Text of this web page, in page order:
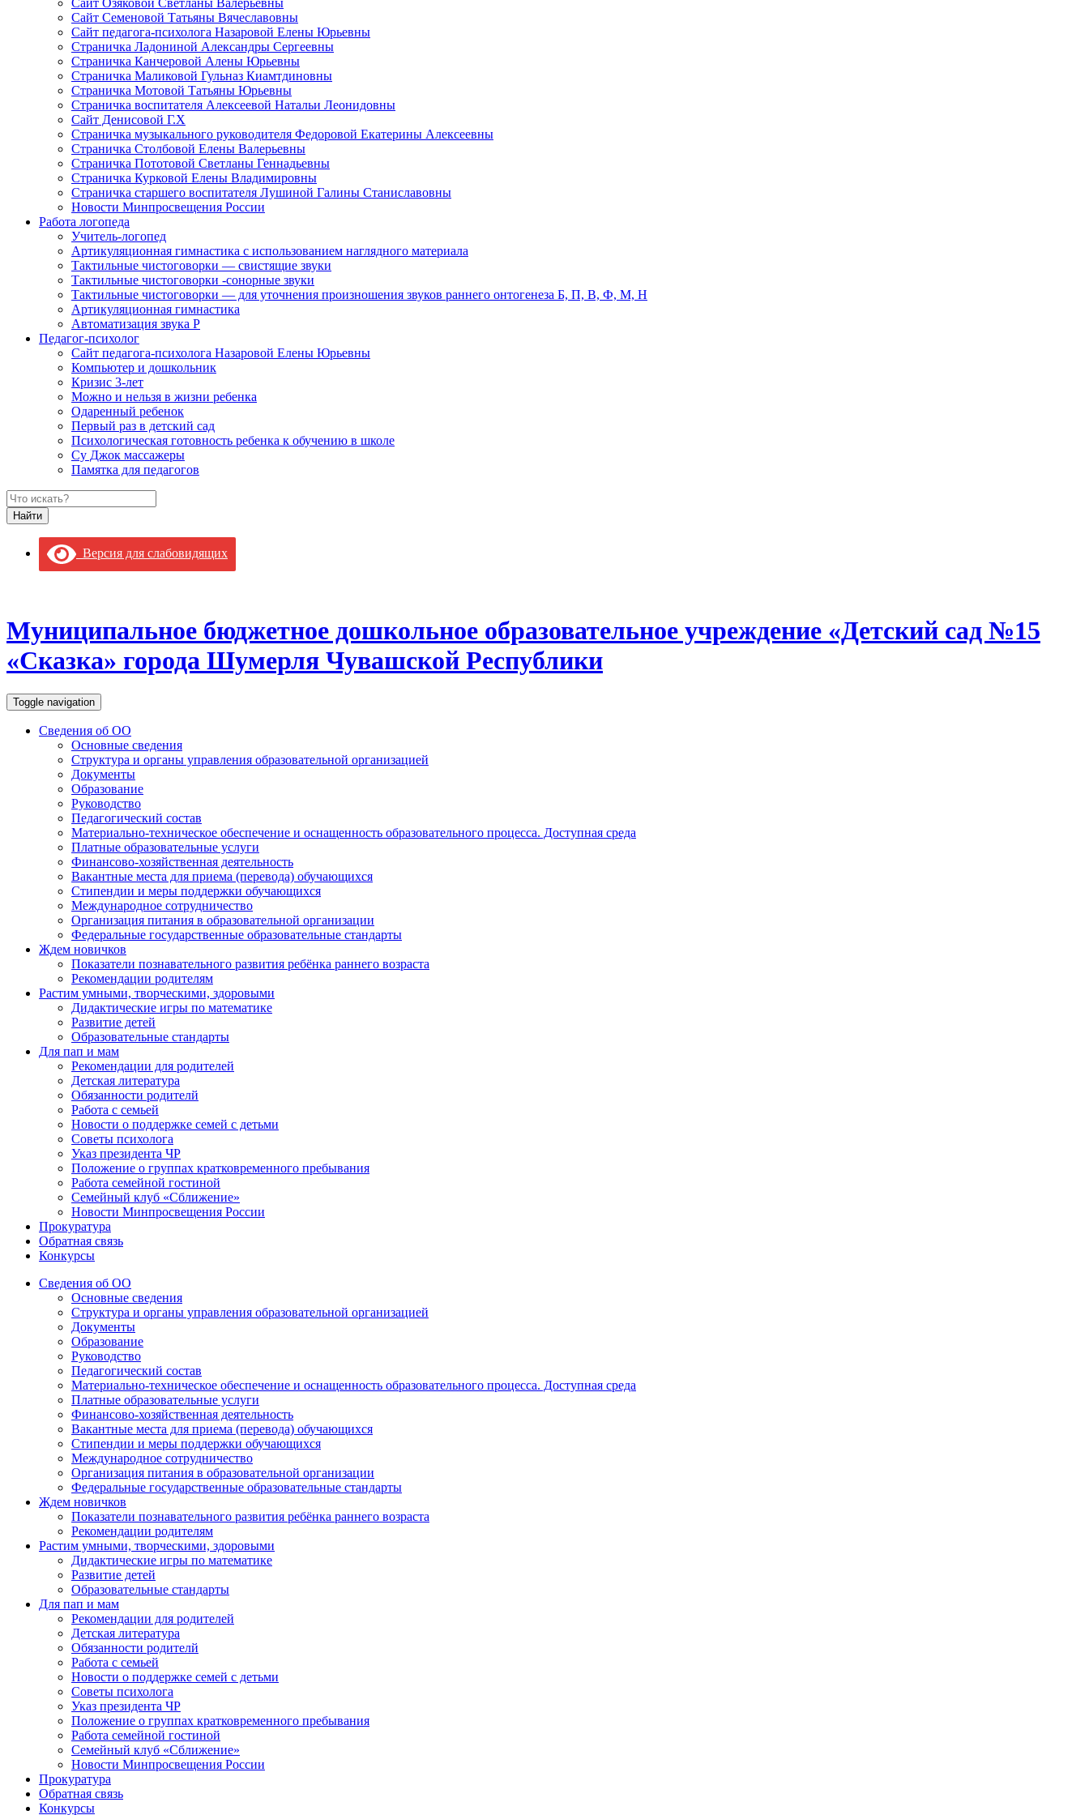
Сайт Озяковой Светланы Валерьевны
Сайт Семеновой Татьяны Вячеславовны
Сайт педагога-психолога Назаровой Елены Юрьевны
Страничка Ладониной Александры Сергеевны
Страничка Канчеровой Алены Юрьевны
Страничка Маликовой Гульназ Киамтдиновны
Страничка Мотовой Татьяны Юрьевны
Cтраничка воспитателя Алексеевой Натальи Леонидовны
Сайт Денисовой Г.Х
Страничка музыкального руководителя Федоровой Екатерины Алексеевны
Страничка Столбовой Елены Валерьевны
Страничка Пототовой Светланы Геннадьевны
Страничка Курковой Елены Владимировны
Страничка старшего воспитателя Лушиной Галины Станиславовны
Новости Минпросвещения России
Работа логопеда
Учитель-логопед
Артикуляционная гимнастика с использованием наглядного материала
Тактильные чистоговорки — свистящие звуки
Тактильные чистоговорки -сонорные звуки
Тактильные чистоговорки — для уточнения произношения звуков раннего онтогенеза Б, П, В, Ф, М, Н
Артикуляционная гимнастика
Автоматизация звука Р
Педагог-психолог
Сайт педагога-психолога Назаровой Елены Юрьевны
Компьютер и дошкольник
Кризис 3-лет
Можно и нельзя в жизни ребенка
Одаренный ребенок
Первый раз в детский сад
Психологическая готовность ребенка к обучению в школе
Су Джок массажеры
Памятка для педагогов
Версия для слабовидящих
Муниципальное бюджетное дошкольное образовательное учреждение «Детский сад №15
«Сказка» города Шумерля Чувашской Республики
Toggle navigation
Сведения об ОО
Основные сведения
Структура и органы управления образовательной организацией
Документы
Образование
Руководство
Педагогический состав
Материально-техническое обеспечение и оснащенность образовательного процесса. Доступная среда
Платные образовательные услуги
Финансово-хозяйственная деятельность
Вакантные места для приема (перевода) обучающихся
Стипендии и меры поддержки обучающихся
Международное сотрудничество
Организация питания в образовательной организации
Федеральные государственные образовательные стандарты
Ждем новичков
Показатели познавательного развития ребёнка раннего возраста
Рекомендации родителям
Растим умными, творческими, здоровыми
Дидактические игры по математике
Развитие детей
Образовательные стандарты
Для пап и мам
Рекомендации для родителей
Детская литература
Обязанности родителй
Работа с семьей
Новости о поддержке семей с детьми
Советы психолога
Указ президента ЧР
Положение о группах кратковременного пребывания
Работа семейной гостиной
Семейный клуб «Сближение»
Новости Минпросвещения России
Прокуратура
Обратная связь
Конкурсы
Сведения об ОО
Основные сведения
Структура и органы управления образовательной организацией
Документы
Образование
Руководство
Педагогический состав
Материально-техническое обеспечение и оснащенность образовательного процесса. Доступная среда
Платные образовательные услуги
Финансово-хозяйственная деятельность
Вакантные места для приема (перевода) обучающихся
Стипендии и меры поддержки обучающихся
Международное сотрудничество
Организация питания в образовательной организации
Федеральные государственные образовательные стандарты
Ждем новичков
Показатели познавательного развития ребёнка раннего возраста
Рекомендации родителям
Растим умными, творческими, здоровыми
Дидактические игры по математике
Развитие детей
Образовательные стандарты
Для пап и мам
Рекомендации для родителей
Детская литература
Обязанности родителй
Работа с семьей
Новости о поддержке семей с детьми
Советы психолога
Указ президента ЧР
Положение о группах кратковременного пребывания
Работа семейной гостиной
Семейный клуб «Сближение»
Новости Минпросвещения России
Прокуратура
Обратная связь
Конкурсы